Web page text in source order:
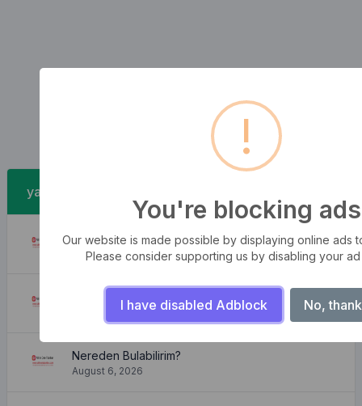
yakın zamanda Gönderilenler
Dalgaların fırtınaları
August 6, 2026
August 6, 2026
Nereden Bulabilirim?
August 6, 2026
!
You're blocking ads
Our website is made possible by displaying online ads
Please consider supporting us by disabling your
I have disabled Adblock No,